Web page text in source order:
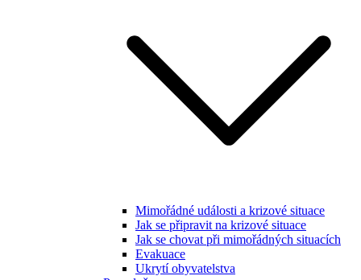
Mimořádné události a krizové situace
Jak se připravit na krizové situace
Jak se chovat při mimořádných situacích
Evakuace
Ukrytí obyvatelstva